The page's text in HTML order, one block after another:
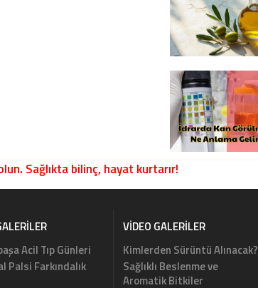
Sağlıkta bilinç, hayat kurtarır!
Acil Tıp Günleri
Palsi Farkındalık
VIDEO GALERILER
Kimlerden Sürüntü Alınacak?
Sağlıklı Beslenme ve
Aromatik Bitkiler